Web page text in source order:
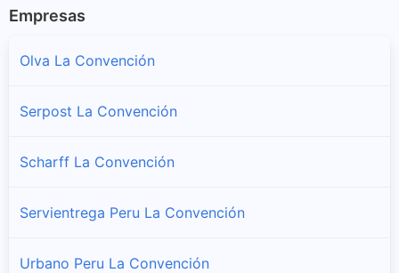
Ocobamba
Sucursales y horarios Shalom en Pichari
Quellouno
Sucursales y horarios Shalom en Santa Ana
Empresas
Olva La Convención
Serpost La Convención
Scharff La Convención
Servientrega Peru La Convención
Urbano Peru La Convención